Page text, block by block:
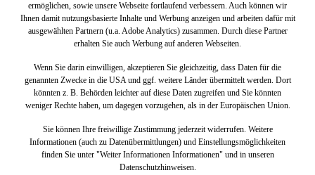
Absorber
56,42 €*
ermöglichen, sowie unsere Webseite fortlaufend verbessern. Auch können wir
Ihnen damit nutzungsbasierte Inhalte und Werbung anzeigen und arbeiten dafür mit
ausgewählten Partnern (u.a. Adobe Analytics) zusammen. Durch diese Partner
erhalten Sie auch Werbung auf anderen Webseiten.
Wenn Sie darin einwilligen, akzeptieren Sie gleichzeitig, dass Daten für die
genannten Zwecke in die USA und ggf. weitere Länder übermittelt werden. Dort
könnten z. B. Behörden leichter auf diese Daten zugreifen und Sie könnten
weniger Rechte haben, um dagegen vorzugehen, als in der Europäischen Union.
Sie können Ihre freiwillige Zustimmung jederzeit widerrufen. Weitere
Informationen (auch zu Datenübermittlungen) und Einstellungsmöglichkeiten
finden Sie unter "Weiter Informationen Informationen" und in unseren
Datenschutzhinweisen.